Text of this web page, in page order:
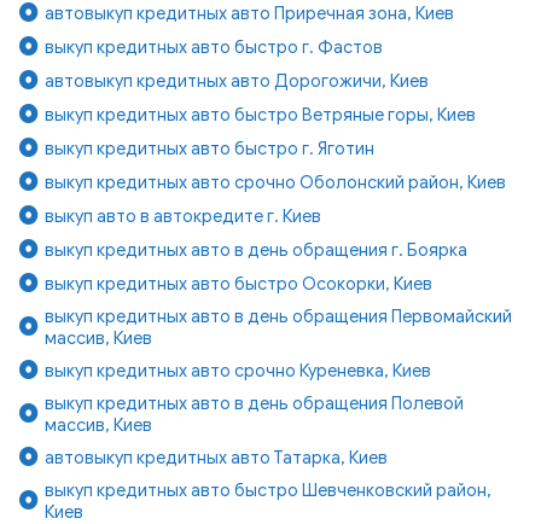
автовыкуп кредитных авто Приречная зона, Киев
выкуп кредитных авто быстро г. Фастов
автовыкуп кредитных авто Дорогожичи, Киев
выкуп кредитных авто быстро Ветряные горы, Киев
выкуп кредитных авто быстро г. Яготин
выкуп кредитных авто срочно Оболонский район, Киев
выкуп авто в автокредите г. Киев
выкуп кредитных авто в день обращения г. Боярка
выкуп кредитных авто быстро Осокорки, Киев
выкуп кредитных авто в день обращения Первомайский
массив, Киев
выкуп кредитных авто срочно Куреневка, Киев
выкуп кредитных авто в день обращения Полевой
массив, Киев
автовыкуп кредитных авто Татарка, Киев
выкуп кредитных авто быстро Шевченковский район,
Киев